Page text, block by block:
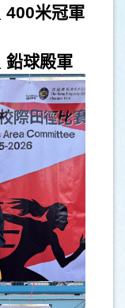
400米冠軍
鉛球殿軍